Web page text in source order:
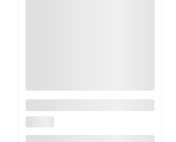
Moskitiera okienna na wymiar